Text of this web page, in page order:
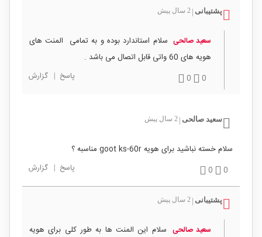
پشتیبانی 2 سال پیش
سعید صالحی سلام استاندارد بوده و به تمامی المنت های
هویه های 60 واتی قابل اتصال می باشد .
0
0 پاسخ | گزارش
سعید صالحی 2 سال پیش
سلام خسته نباشید برای هویه goot ks-60r مناسبه ؟
0
0 پاسخ | گزارش
پشتیبانی 2 سال پیش
سعید صالحی سلام این المنت ها به طور کلی برای هویه